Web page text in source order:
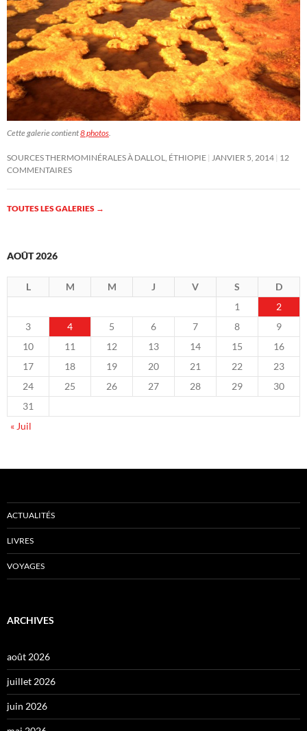
Cette galerie contient8 photos.
SOURCES THERMOMINÉRALES À DALLOL, ÉTHIOPIE JANVIER 5, 2014 12
COMMENTAIRES
TOUTES LES GALERIES →
AOÛT 2026
L M M J V S
D
1
2
3
4 5 6 7 8
9
10
11 12 13 14 15
16
17
18 19 20 21 22
23
24
25 26 27 28 29
30
31
« Juil
ACTUALITÉS
LIVRES
VOYAGES
ARCHIVES
août 2026
juillet 2026
juin 2026